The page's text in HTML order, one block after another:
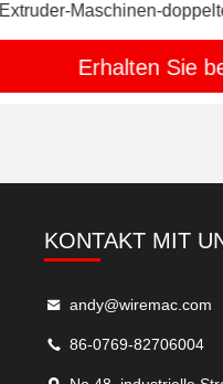
Extruder-Maschinen-
Erhalten Sie
KONTAKT MIT
andy@wiremac.com
86-0769-82706004